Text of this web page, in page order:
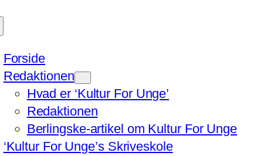
Forside
Redaktionen
Hvad er ‘Kultur For Unge’
Redaktionen
Berlingske-artikel om Kultur For Unge
‘Kultur For Unge’s Skriveskole